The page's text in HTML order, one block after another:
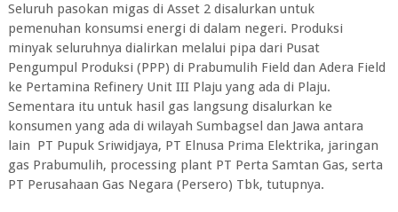
Seluruh pasokan migas di Asset 2 disalurkan untuk
pemenuhan konsumsi energi di dalam negeri. Produksi
minyak seluruhnya dialirkan melalui pipa dari Pusat
Pengumpul Produksi (PPP) di Prabumulih Field dan Adera Field
ke Pertamina Refinery Unit III Plaju yang ada di Plaju.
Sementara itu untuk hasil gas langsung disalurkan ke
konsumen yang ada di wilayah Sumbagsel dan Jawa antara
lain PT Pupuk Sriwidjaya, PT Elnusa Prima Elektrika, jaringan
gas Prabumulih, processing plant PT Perta Samtan Gas, serta
PT Perusahaan Gas Negara (Persero) Tbk, tutupnya.